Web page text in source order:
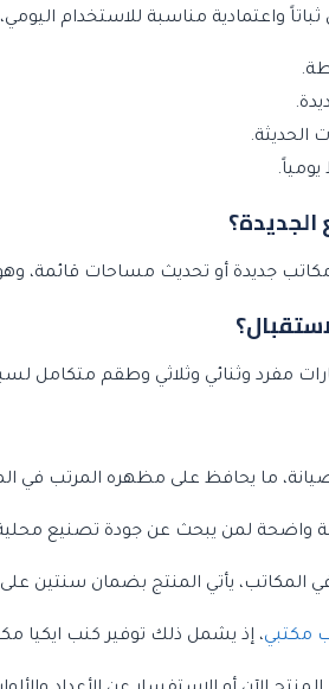
واعتمادية مناسبة للاستخدام
الحديثة.
جديدة أو تحديث مساحات قائمة، وهو
مفرد وثنائي وثلاثي وطقم متكامل
ما يحافظ على مظهره المرتب في
واضحة لمن يبحث عن جودة تصنيع محلية
المنتج بضمان سنتين على العيوب المصنعية،
مكتبي، إذ يشمل ذلك توفير كنب ايكيا